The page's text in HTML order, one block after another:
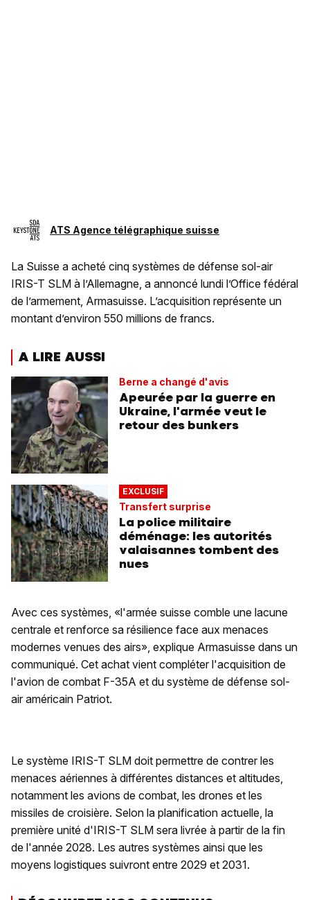
ATS Agence télégraphique suisse
La Suisse a acheté cinq systèmes de défense sol-air
IRIS-T SLM à l’Allemagne, a annoncé lundi l’Office fédéral
de l’armement, Armasuisse. L’acquisition représente un
montant d’environ 550 millions de francs.
A LIRE AUSSI
Berne a changé d'avis
Apeurée par la guerre en
Ukraine, l'armée veut le
retour des bunkers
EXCLUSIF
Transfert surprise
La police militaire
déménage: les autorités
valaisannes tombent des
nues
Avec ces systèmes, «l'armée suisse comble une lacune
centrale et renforce sa résilience face aux menaces
modernes venues des airs», explique Armasuisse dans un
communiqué. Cet achat vient compléter l'acquisition de
l'avion de combat F-35A et du système de défense sol-
air américain Patriot.
Le système IRIS-T SLM doit permettre de contrer les
menaces aériennes à différentes distances et altitudes,
notamment les avions de combat, les drones et les
missiles de croisière. Selon la planification actuelle, la
première unité d'IRIS-T SLM sera livrée à partir de la fin
de l'année 2028. Les autres systèmes ainsi que les
moyens logistiques suivront entre 2029 et 2031.